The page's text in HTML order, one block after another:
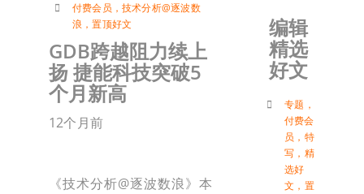
付费会员 ， 技术分析@逐波数
浪 ，置顶好文
GDB跨越阻力续上
扬 捷能科技突破5
个月新高
12个月前
《技术分析@逐波数浪》本
编辑
精选
好文
专题 ，
付费会
员 ， 特
写 ， 精
选好
文 ， 置